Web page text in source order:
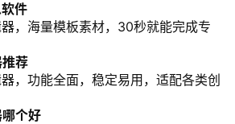
件
，海量模板素材，30秒就能完成专
荐
，功能全面，稳定易用，适配各类创
个好